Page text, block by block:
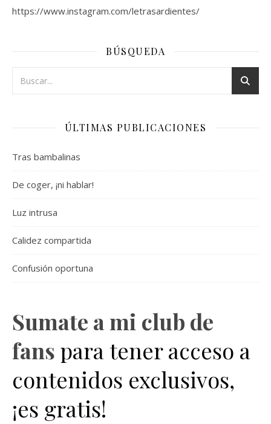
https://www.instagram.com/letrasardientes/
BÚSQUEDA
ÚLTIMAS PUBLICACIONES
Tras bambalinas
De coger, ¡ni hablar!
Luz intrusa
Calidez compartida
Confusión oportuna
Sumate a mi club de
fans para tener acceso a
contenidos exclusivos,
¡es gratis!